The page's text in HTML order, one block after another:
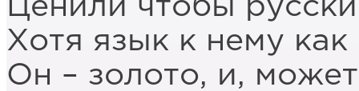
Ценили чтобы
Хотя язык к нему
Он – золото, и,